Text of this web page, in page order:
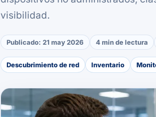
visibilidad.
Publicado: 21 may 2026 4 min de lectura
Descubrimiento de red Inventario